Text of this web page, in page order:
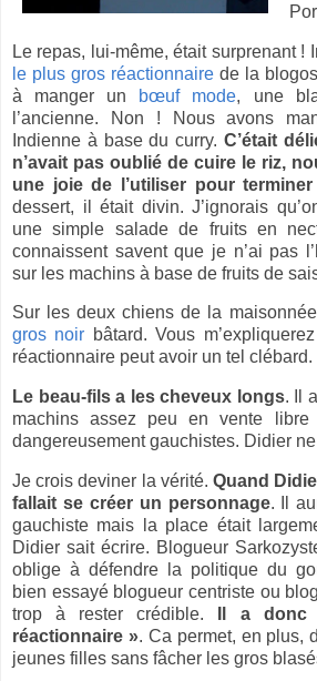
Le repas, lui-même, était surprenant !
le plus gros réactionnaire de la
à manger un bœuf mode, une
l’ancienne. Non ! Nous avons
Indienne à base du curry. C’était
n’avait pas oublié de cuire le riz,
une joie de l’utiliser pour
dessert, il était divin. J’ignorais
une simple salade de fruits en
connaissent savent que je n’ai pas
sur les machins à base de fruits de
Sur les deux chiens de la
gros noir bâtard. Vous
réactionnaire peut avoir un tel clébard.
Le beau-fils a les cheveux longs. Il
machins assez peu en vente
dangereusement gauchistes. Didier
Je crois deviner la vérité. Quand
fallait se créer un personnage. Il
gauchiste mais la place était
Didier sait écrire. Blogueur
oblige à défendre la politique du
bien essayé blogueur centriste ou
trop à rester crédible. Il a donc
réactionnaire ». Ca permet, en plus,
jeunes filles sans fâcher les gros